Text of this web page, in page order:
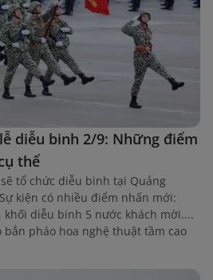
diễu binh 2/9: Những điểm
thể
tổ chức diễu binh tại Quảng
kiện có nhiều điểm nhấn mới:
diễu binh 5 nước khách mời....
bắn pháo hoa nghệ thuật tầm cao